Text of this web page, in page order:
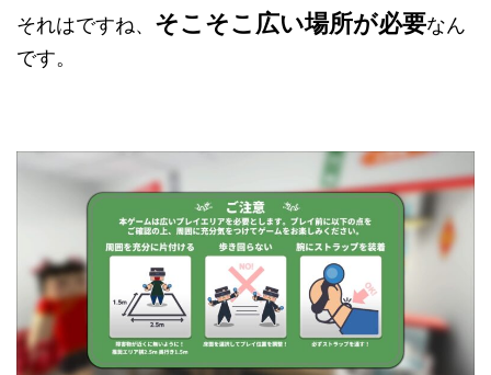
それはですね、 そこそこ広い場所が必要なん
です。